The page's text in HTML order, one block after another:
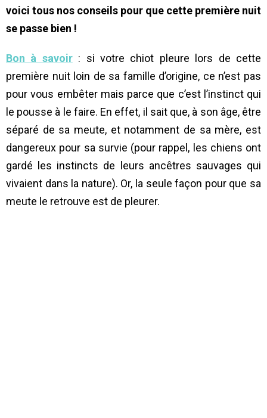
voici tous nos conseils pour que cette première nuit
se passe bien !
Bon à savoir: si votre chiot pleure lors de cette
première nuit loin de sa famille d’origine, ce n’est pas
pour vous embêter mais parce que c’est l’instinct qui
le pousse à le faire. En effet, il sait que, à son âge, être
séparé de sa meute, et notamment de sa mère, est
dangereux pour sa survie (pour rappel, les chiens ont
gardé les instincts de leurs ancêtres sauvages qui
vivaient dans la nature). Or, la seule façon pour que sa
meute le retrouve est de pleurer.